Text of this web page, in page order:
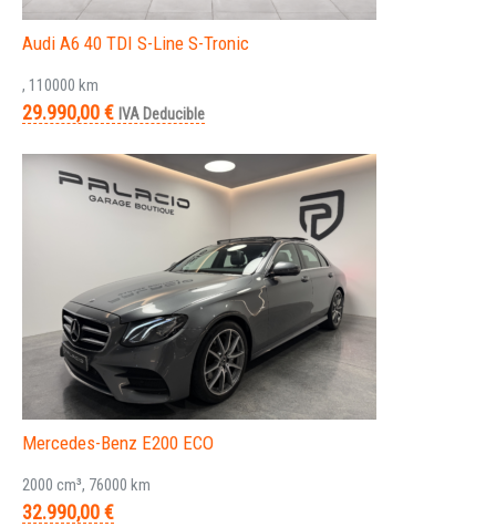
Audi A6 40 TDI S-Line S-Tronic
, 110000 km
29.990,00 € IVA Deducible
Mercedes-Benz E200 ECO
2000 cm³, 76000 km
32.990,00 €